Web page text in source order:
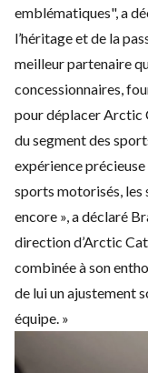
emblématiques", a
l’héritage et de la
meilleur partenaire
concessionnaires,
pour déplacer Arctic
du segment des
expérience
sports motorisés, les
encore », a déclaré
direction d’Arctic
combinée à son
de lui un ajustement
équipe. »